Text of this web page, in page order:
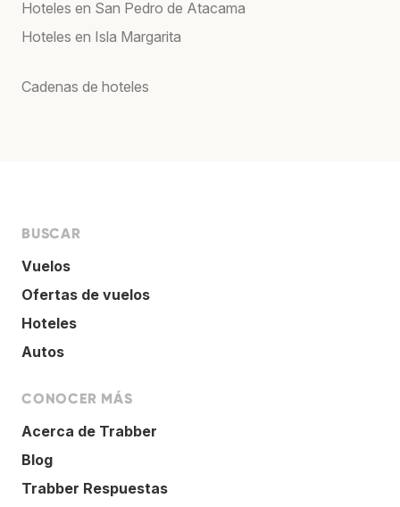
Hoteles en San Pedro de Atacama
Hoteles en Isla Margarita
Cadenas de hoteles
BUSCAR
Vuelos
Ofertas de vuelos
Hoteles
Autos
CONOCER MÁS
Acerca de Trabber
Blog
Trabber Respuestas